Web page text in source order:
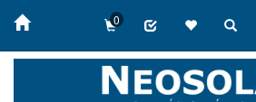
Toggle
0